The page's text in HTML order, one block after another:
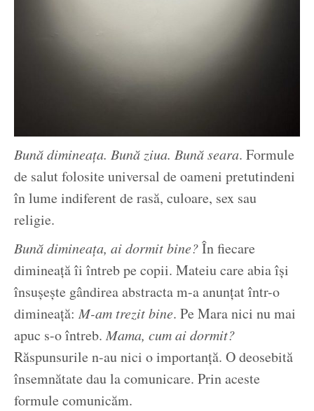
Bună dimineața. Bună ziua. Bună seara. Formule
de salut folosite universal de oameni pretutindeni
în lume indiferent de rasă, culoare, sex sau
religie.
Bună dimineața, ai dormit bine?În fiecare
dimineață îi întreb pe copii. Mateiu care abia își
însușește gândirea abstracta m-a anunțat într-o
dimineață: M-am trezit bine. Pe Mara nici nu mai
apuc s-o întreb. Mama, cum ai dormit?
Răspunsurile n-au nici o importanță. O deosebită
însemnătate dau la comunicare. Prin aceste
formule comunicăm.